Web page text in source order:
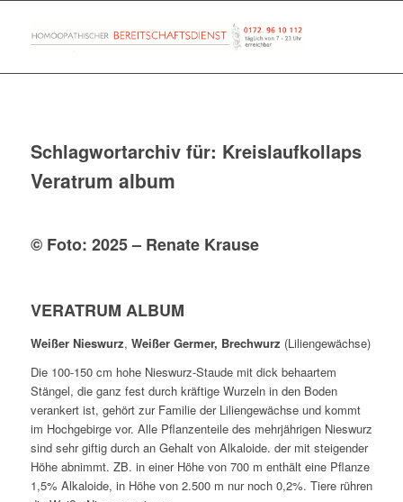
Schlagwortarchiv für: Kreislaufkollaps
Veratrum album
© Foto: 2025 – Renate Krause
VERATRUM ALBUM
Weißer Nieswurz, Weißer Germer, Brechwurz (Liliengewächse)
Die 100-150 cm hohe Nieswurz-Staude mit dick behaartem
Stängel, die ganz fest durch kräftige Wurzeln in den Boden
verankert ist, gehört zur Familie der Liliengewächse und kommt
im Hochgebirge vor. Alle Pflanzenteile des mehrjährigen Nieswurz
sind sehr giftig durch an Gehalt von Alkaloide. der mit steigender
Höhe abnimmt. ZB. in einer Höhe von 700 m enthält eine Pflanze
1,5% Alkaloide, in Höhe von 2.500 m nur noch 0,2%. Tiere rühren